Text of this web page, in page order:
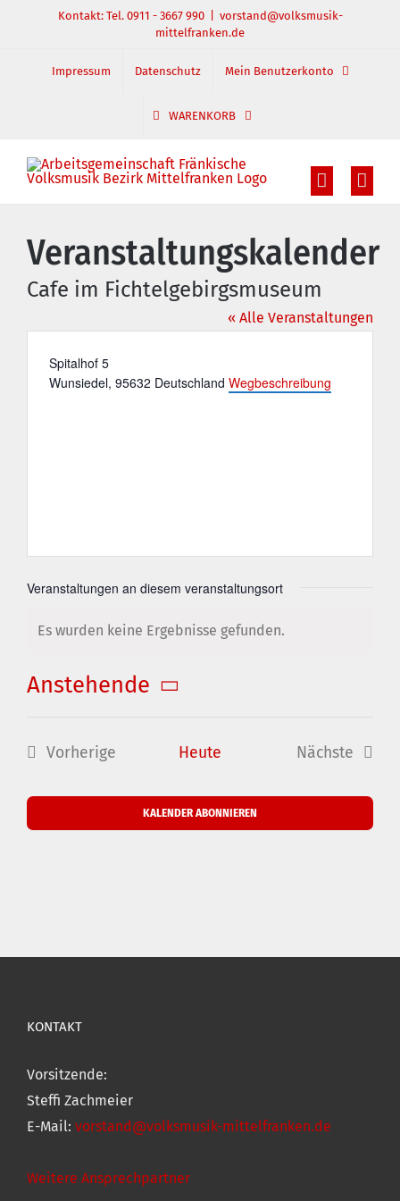
springen
Kontakt: Tel. 0911 - 3667 990
vorstand@volksmusik-
mittelfranken.de
Impressum Datenschutz Mein Benutzerkonto
WARENKORB
Veranstaltungskalender
Cafe im Fichtelgebirgsmuseum
« Alle Veranstaltungen
Adresse
Spitalhof 5
Wunsiedel, 95632 Deutschland Wegbeschreibung
Veranstaltungen an diesem veranstaltungsort
Es wurden keine Ergebnisse gefunden.
Anstehende
Vorherige
Heute
Nächste
KALENDER ABONNIEREN
KONTAKT
Vorsitzende:
Steffi Zachmeier
E-Mail: vorstand@volksmusik-mittelfranken.de
Weitere Ansprechpartner